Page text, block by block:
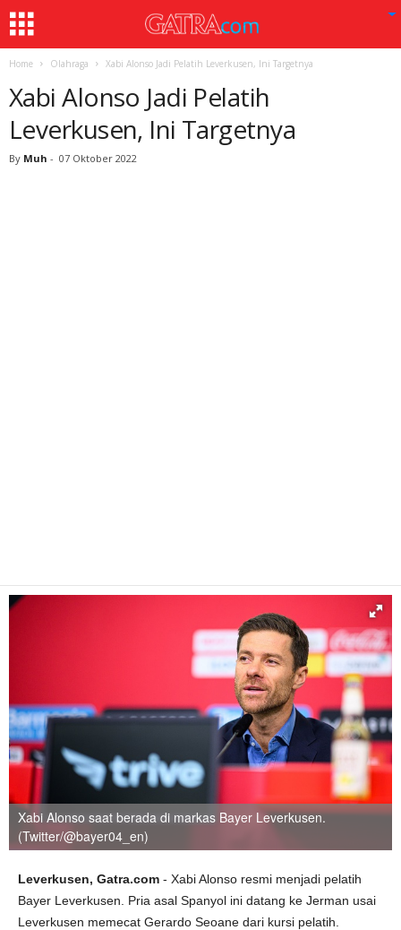
Home Olahraga Xabi Alonso Jadi Pelatih Leverkusen, Ini Targetnya
Xabi Alonso Jadi Pelatih
Leverkusen, Ini Targetnya
By Muh - 07 Oktober 2022
Xabi Alonso saat berada di markas Bayer Leverkusen.
(Twitter/@bayer04_en)
Leverkusen, Gatra.com - Xabi Alonso resmi menjadi pelatih
Bayer Leverkusen. Pria asal Spanyol ini datang ke Jerman usai
Leverkusen memecat Gerardo Seoane dari kursi pelatih.